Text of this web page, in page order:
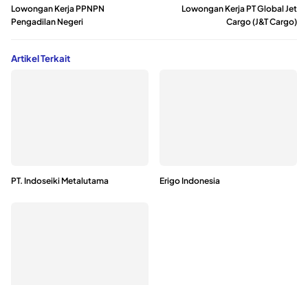
Lowongan Kerja PPNPN
Pengadilan Negeri
Lowongan Kerja PT Global Jet
Cargo (J&T Cargo)
Artikel Terkait
PT. Indoseiki Metalutama Erigo Indonesia